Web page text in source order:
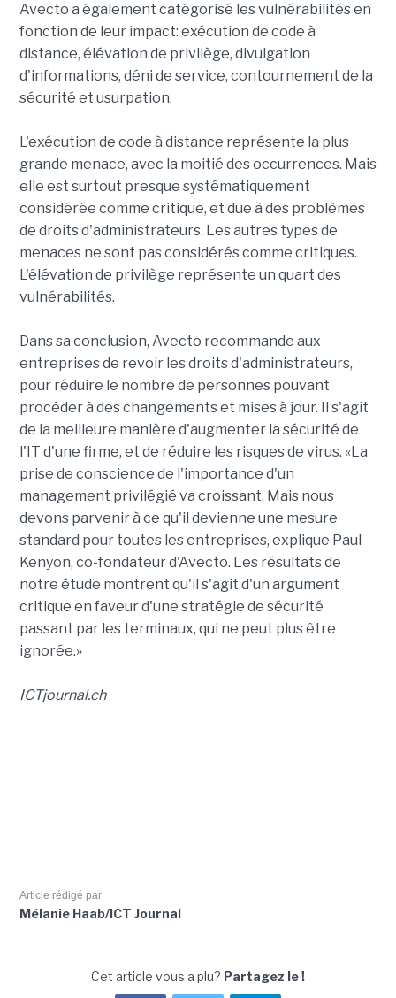
Avecto a également catégorisé les vulnérabilités en
fonction de leur impact: exécution de code à
distance, élévation de privilège, divulgation
d'informations, déni de service, contournement de la
sécurité et usurpation.
L'exécution de code à distance représente la plus
grande menace, avec la moitié des occurrences. Mais
elle est surtout presque systématiquement
considérée comme critique, et due à des problèmes
de droits d'administrateurs. Les autres types de
menaces ne sont pas considérés comme critiques.
L'élévation de privilège représente un quart des
vulnérabilités.
Dans sa conclusion, Avecto recommande aux
entreprises de revoir les droits d'administrateurs,
pour réduire le nombre de personnes pouvant
procéder à des changements et mises à jour. Il s'agit
de la meilleure manière d'augmenter la sécurité de
l'IT d'une firme, et de réduire les risques de virus. «La
prise de conscience de l'importance d'un
management privilégié va croissant. Mais nous
devons parvenir à ce qu'il devienne une mesure
standard pour toutes les entreprises, explique Paul
Kenyon, co-fondateur d'Avecto. Les résultats de
notre étude montrent qu'il s'agit d'un argument
critique en faveur d'une stratégie de sécurité
passant par les terminaux, qui ne peut plus être
ignorée.»
ICTjournal.ch
Article rédigé par
Mélanie Haab/ICT Journal
Cet article vous a plu? Partagez le !